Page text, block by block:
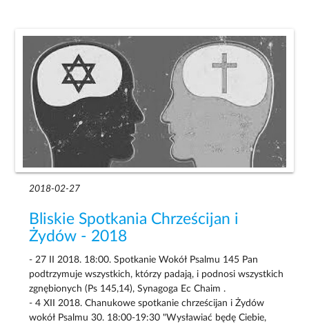
2018-02-27
Bliskie Spotkania Chrześcijan i
Żydów - 2018
- 27 II 2018. 18:00. Spotkanie Wokół Psalmu 145 Pan
podtrzymuje wszystkich, którzy padają, i podnosi wszystkich
zgnębionych (Ps 145,14), Synagoga Ec Chaim .
- 4 XII 2018. Chanukowe spotkanie chrześcijan i Żydów
wokół Psalmu 30. 18:00-19:30 "Wysławiać będę Ciebie,